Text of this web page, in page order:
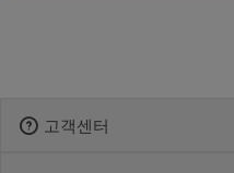
고객센터